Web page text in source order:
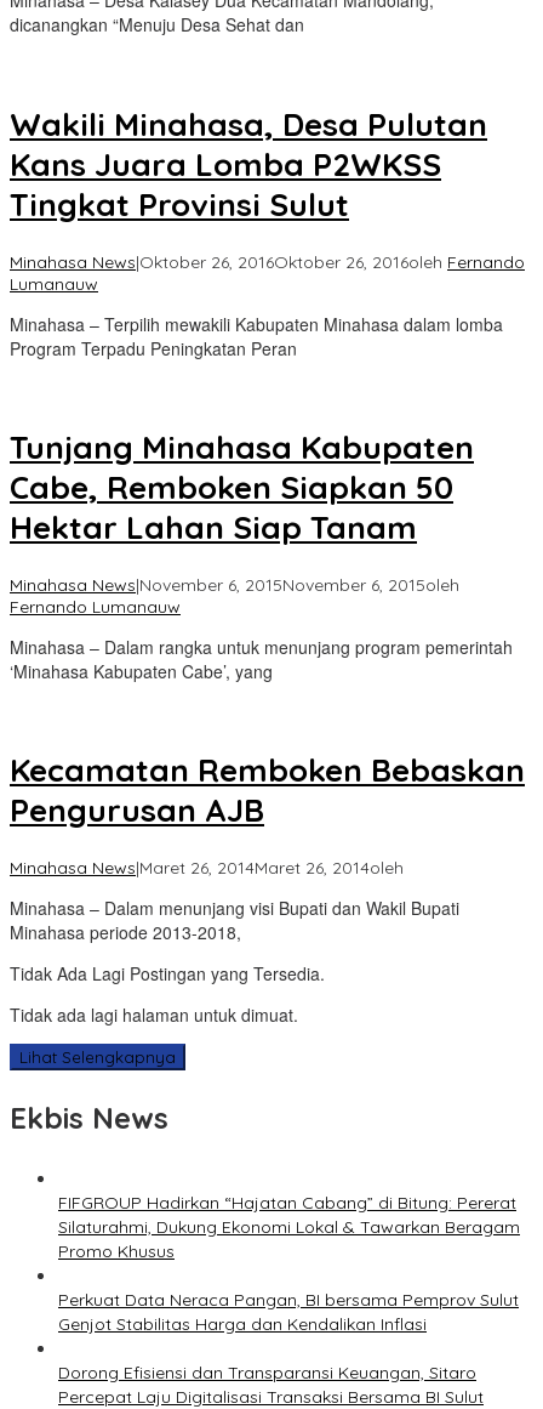
dicanangkan “Menuju Desa Sehat dan
Wakili Minahasa, Desa Pulutan
Kans Juara Lomba P2WKSS
Tingkat Provinsi Sulut
Minahasa News|Oktober 26, 2016Oktober 26, 2016oleh Fernando
Lumanauw
Minahasa – Terpilih mewakili Kabupaten Minahasa dalam lomba
Program Terpadu Peningkatan Peran
Tunjang Minahasa Kabupaten
Cabe, Remboken Siapkan 50
Hektar Lahan Siap Tanam
Minahasa News|November 6, 2015November 6, 2015oleh
Fernando Lumanauw
Minahasa – Dalam rangka untuk menunjang program pemerintah
‘Minahasa Kabupaten Cabe’, yang
Kecamatan Remboken Bebaskan
Pengurusan AJB
Minahasa News|Maret 26, 2014Maret 26, 2014oleh
Minahasa – Dalam menunjang visi Bupati dan Wakil Bupati
Minahasa periode 2013-2018,
Tidak Ada Lagi Postingan yang Tersedia.
Tidak ada lagi halaman untuk dimuat.
Lihat Selengkapnya
Ekbis News
FIFGROUP Hadirkan “Hajatan Cabang” di Bitung: Pererat
Silaturahmi, Dukung Ekonomi Lokal & Tawarkan Beragam
Promo Khusus
Perkuat Data Neraca Pangan, BI bersama Pemprov Sulut
Genjot Stabilitas Harga dan Kendalikan Inflasi
Dorong Efisiensi dan Transparansi Keuangan, Sitaro
Percepat Laju Digitalisasi Transaksi Bersama BI Sulut